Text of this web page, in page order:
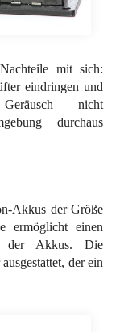
mit sich:
eindringen und
– nicht
durchaus
Akkus der Größe
ermöglicht einen
der Akkus. Die
der ein